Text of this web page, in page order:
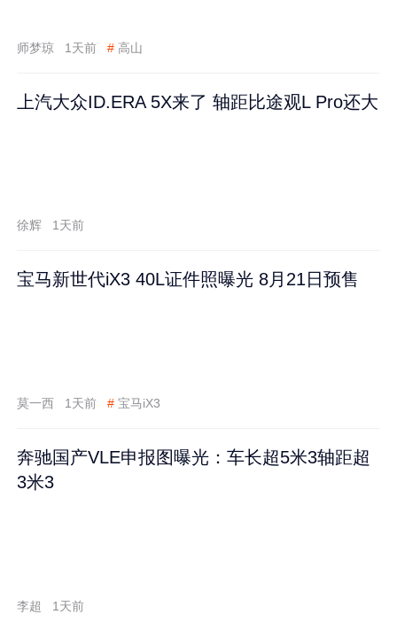
师梦琼 1天前 # 高山
上汽大众ID.ERA 5X来了 轴距比途观L Pro还大
徐辉 1天前
宝马新世代iX3 40L证件照曝光 8月21日预售
莫一西 1天前 # 宝马iX3
奔驰国产VLE申报图曝光：车长超5米3轴距超
3米3
李超 1天前